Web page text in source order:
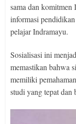
sama dan
informasi
pelajar Indramayu.
Sosialisasi ini
memastikan bahwa
memiliki
studi yang tepat dan